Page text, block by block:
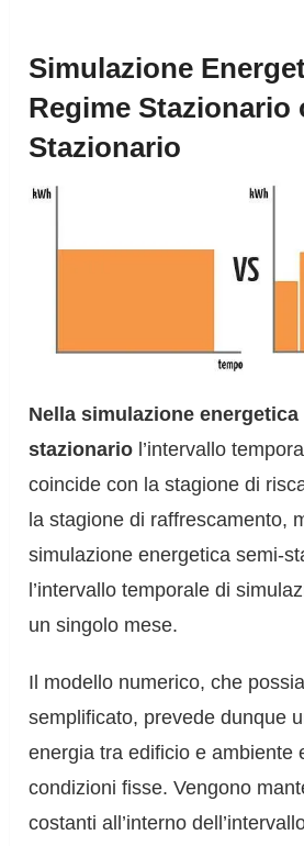
Simulazione
Regime Stazionario
Stazionario
Nella simulazione
stazionario l’intervallo
coincide con la stagione di
la stagione di raffrescamento,
simulazione energetica semi-
l’intervallo temporale di
un singolo mese.
Il modello numerico, che
semplificato, prevede dunque
energia tra edificio e ambiente
condizioni fisse. Vengono
costanti all’interno